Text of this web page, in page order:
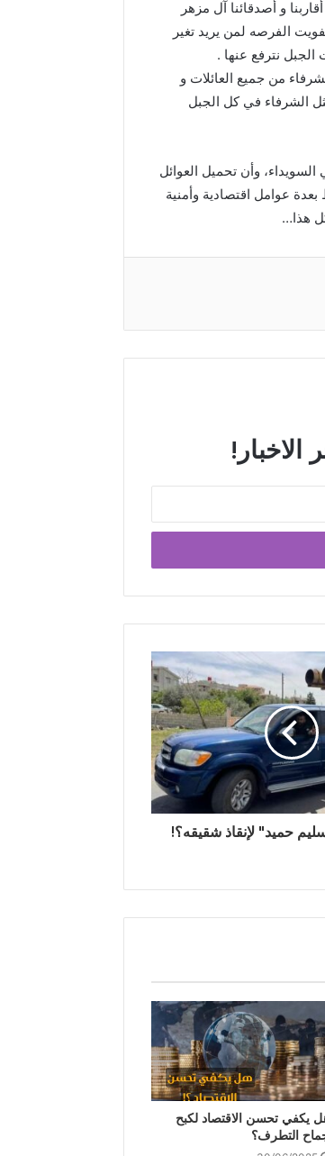
و أصدقائنا آل مزهر
الفرصه لمن يريد تغير
نترفع عنها .
من جميع العائلات و
الشرفاء في كل الجبل
وأن تحميل العوائل
عوامل اقتصادية وأمنية
هذا…
الاخبار!
حميد" لإنقاذ شقيقه؟!
يكفي تحسن الاقتصاد لكبح
التطرف؟